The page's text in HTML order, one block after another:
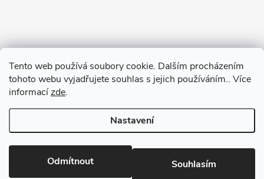
Tento web používá soubory cookie. Dalším procházením
tohoto webu vyjadřujete souhlas s jejich používáním.. Více
informacízde.
Nastavení
Odmítnout Souhlasím
RM-SPORT. Všechna práva vyhrazena.